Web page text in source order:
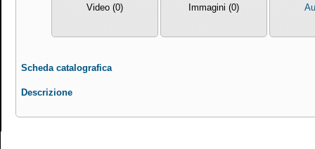
Video (0) Immagini (0)
Scheda catalografica
Descrizione